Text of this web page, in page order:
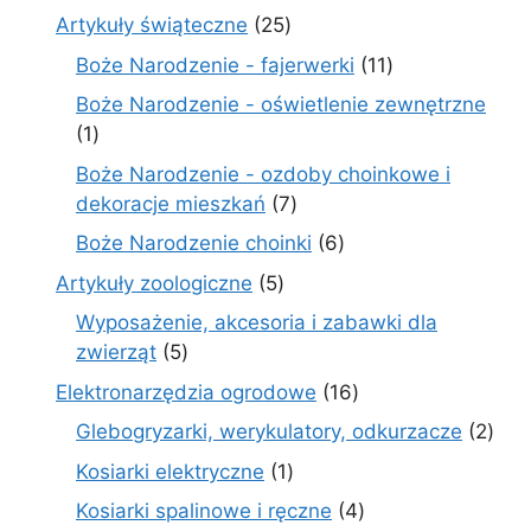
produktów
Artykuły świąteczne 2525
produktów
Boże Narodzenie - fajerwerki 1111
produktów
Boże Narodzenie - oświetlenie zewnętrzne
11
produkt
Boże Narodzenie - ozdoby choinkowe i
dekoracje mieszkań 77
produktów
Boże Narodzenie choinki 66
Artykuły zoologiczne 55
produktów
Wyposażenie, akcesoria i zabawki dla
zwierząt 55
produktów
Elektronarzędzia ogrodowe 1616
produktów
Glebogryzarki, werykulatory, odkurzacze 22
Kosiarki elektryczne 11
produkt
Kosiarki spalinowe i ręczne 44